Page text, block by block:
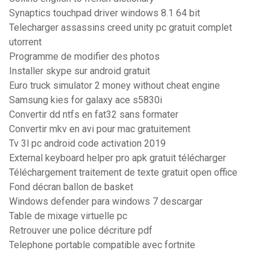
Synaptics touchpad driver windows 8.1 64 bit
Telecharger assassins creed unity pc gratuit complet
utorrent
Programme de modifier des photos
Installer skype sur android gratuit
Euro truck simulator 2 money without cheat engine
Samsung kies for galaxy ace s5830i
Convertir dd ntfs en fat32 sans formater
Convertir mkv en avi pour mac gratuitement
Tv 3l pc android code activation 2019
External keyboard helper pro apk gratuit télécharger
Téléchargement traitement de texte gratuit open office
Fond décran ballon de basket
Windows defender para windows 7 descargar
Table de mixage virtuelle pc
Retrouver une police décriture pdf
Telephone portable compatible avec fortnite